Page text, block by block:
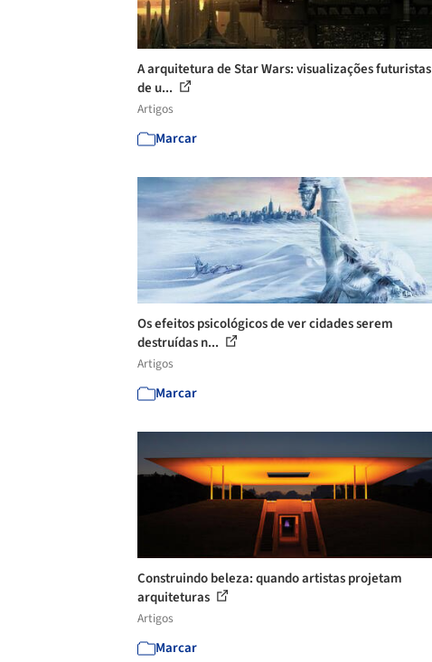
A arquitetura de Star Wars: visualizações futuristas
de u...
Artigos
Marcar
Os efeitos psicológicos de ver cidades serem
destruídas n...
Artigos
Marcar
Construindo beleza: quando artistas projetam
arquiteturas
Artigos
Marcar